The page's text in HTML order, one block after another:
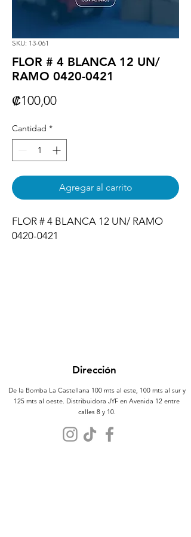
SKU: 13-061
FLOR # 4 BLANCA 12 UN/
RAMO 0420-0421
₡100,00Precio
Cantidad *
Agregar al carrito
FLOR # 4 BLANCA 12 UN/ RAMO
0420-0421
Dirección
De la Bomba La Castellana 100 mts al este, 100 mts al sur y
125 mts al oeste. Distribuidora JYF en Avenida 12 entre
calles 8 y 10.